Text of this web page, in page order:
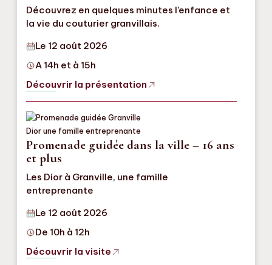
Découvrez en quelques minutes l’enfance et
la vie du couturier granvillais.
Le 12 août 2026
A 14h et à 15h
Découvrir la présentation
Promenade guidée dans la ville – 16 ans
et plus
Les Dior à Granville, une famille
entreprenante
Le 12 août 2026
De 10h à 12h
Découvrir la visite